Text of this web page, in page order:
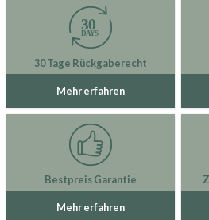
30 Tage Rückgaberecht
Mehr erfahren
Bestpreis Garantie
Mehr erfahren